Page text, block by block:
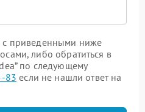
с приведенными ниже
либо обратиться в
по следующему
83 если не нашли ответ на